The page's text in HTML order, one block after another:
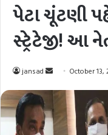
પેટા ચૂંટણી
સ્ટ્રેટેજી! આ
jansad
Send
email
October 13,